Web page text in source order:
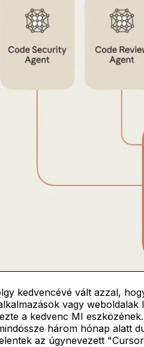
kedvencévé vált azzal,
vagy
a kedvenc MI
három hónap alatt
az úgynevezett